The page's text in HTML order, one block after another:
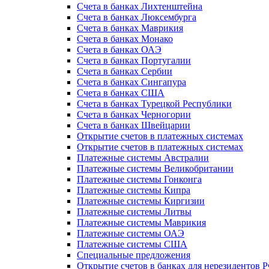
Счета в банках Лихтенштейна
Счета в банках Люксембурга
Счета в банках Маврикия
Счета в банках Монако
Счета в банках ОАЭ
Счета в банках Португалии
Счета в банках Сербии
Счета в банках Сингапура
Счета в банках США
Счета в банках Турецкой Республики
Счета в банках Черногории
Счета в банках Швейцарии
Открытие счетов в платежных системах
Открытие счетов в платежных системах
Платежные системы Австралии
Платежные системы Великобритании
Платежные системы Гонконга
Платежные системы Кипра
Платежные системы Киргизии
Платежные системы Литвы
Платежные системы Маврикия
Платежные системы ОАЭ
Платежные системы США
Специальные предложения
Открытие счетов в банках для нерезидентов